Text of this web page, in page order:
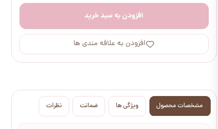
افزودن به سبد خرید
افزودن به علاقه مندی ها
مشخصات محصول ویژگی ها ضمانت نظرات